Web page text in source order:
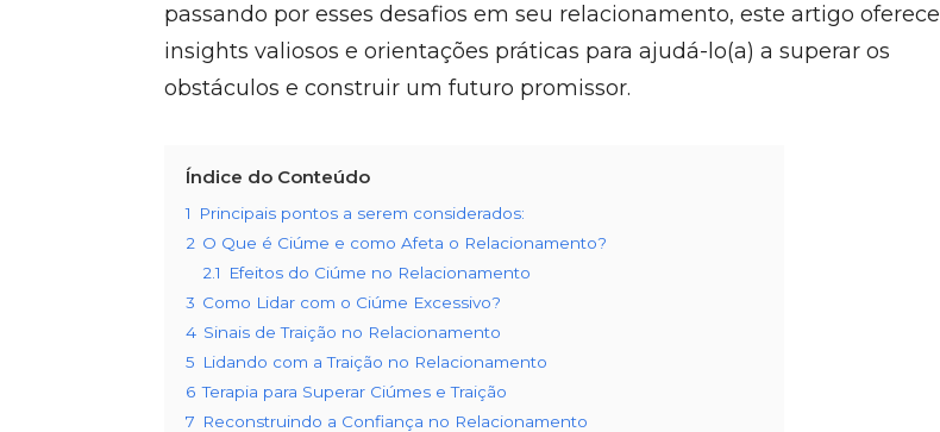
passando por esses desafios em seu relacionamento, este artigo oferece
insights valiosos e orientações práticas para ajudá-lo(a) a superar os
obstáculos e construir um futuro promissor.
Índice do Conteúdo
1
Principais pontos a serem considerados:
2 O Que é Ciúme e como Afeta o Relacionamento?
2.1
Efeitos do Ciúme no Relacionamento
3 Como Lidar com o Ciúme Excessivo?
4 Sinais de Traição no Relacionamento
5 Lidando com a Traição no Relacionamento
6 Terapia para Superar Ciúmes e Traição
7 Reconstruindo a Confiança no Relacionamento